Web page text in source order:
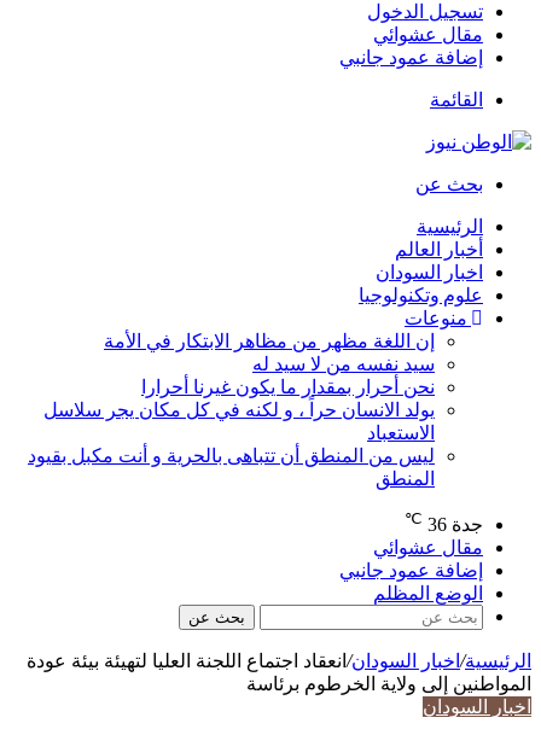
تسجيل الدخول
مقال عشوائي
إضافة عمود جانبي
القائمة
بحث عن
الرئيسية
أخبار العالم
اخبار السودان
علوم وتكنولوجيا
منوعات
إن اللغة مظهر من مظاهر الابتكار في الأمة
سيد نفسه من لا سيد له
نحن أحرار بمقدار ما يكون غيرنا أحرارا
يولد الانسان حراً ، و لكنه في كل مكان يجر سلاسل
الاستعباد
ليس من المنطق أن تتباهى بالحرية و أنت مكبل بقيود
المنطق
جدة 36
℃
مقال عشوائي
إضافة عمود جانبي
الوضع المظلم
بحث عن
الرئيسية/ اخبار السودان/ انعقاد اجتماع اللجنة العليا لتهيئة بيئة عودة
المواطنين إلى ولاية الخرطوم برئاسة
اخبار السودان